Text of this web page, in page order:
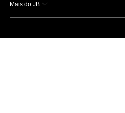
Mais do JB
Esportes